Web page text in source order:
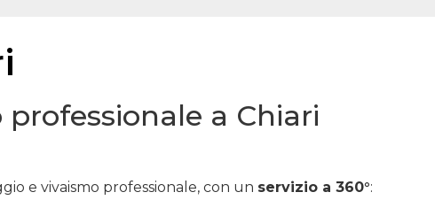
a Chiari
e vivaismo professionale, con un servizio a 360°: